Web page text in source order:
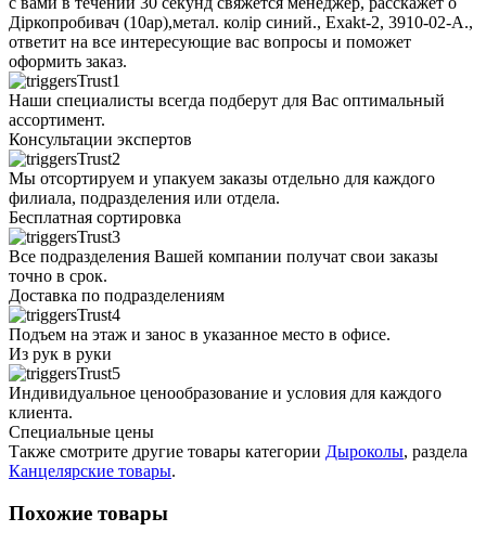
Діркопробивач (10ар),метал. колір синий., Exakt-2, 3910-02-A.,
ответит на все интересующие вас вопросы и поможет
оформить заказ.
Наши специалисты всегда подберут для Вас оптимальный
ассортимент.
Консультации экспертов
Мы отсортируем и упакуем заказы отдельно для каждого
филиала, подразделения или отдела.
Бесплатная сортировка
Все подразделения Вашей компании получат свои заказы
точно в срок.
Доставка по подразделениям
Подъем на этаж и занос в указанное место в офисе.
Из рук в руки
Индивидуальное ценообразование и условия для каждого
клиента.
Специальные цены
Также смотрите другие товары категории Дыроколы, раздела
Канцелярские товары.
Похожие товары